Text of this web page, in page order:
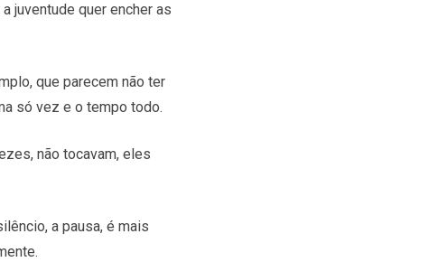
juventude quer encher as
que parecem não ter
só vez e o tempo todo.
não tocavam, eles
a pausa, é mais